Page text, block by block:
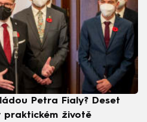
Petra Fialy? Deset
praktickém životě